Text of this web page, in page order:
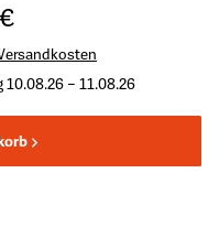
10.08.26 – 11.08.26